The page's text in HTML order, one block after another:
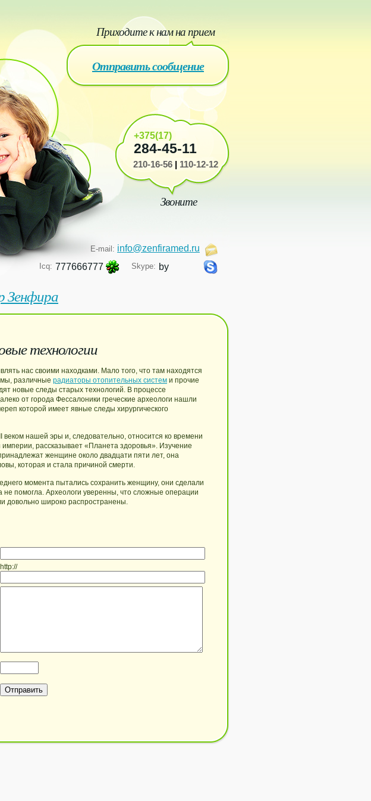
Приходите к нам на прием
Отправить сообщение
+375(17)
284-45-11
210-16-56 110-12-12
Звоните
E-mail: info@zenfiramed.ru
Icq: 777666777 Skype: by
Зенфира
технологии
нас своими находками. Мало того, что там находятся
различные радиаторы отопительных систем и прочие
новые следы старых технологий. В процессе
от города Фессалоники греческие археологи нашли
которой имеет явные следы хирургического
веком нашей эры и, следовательно, относится ко времени
рассказывает «Планета здоровья». Изучение
женщине около двадцати пяти лет, она
которая и стала причиной смерти.
момента пытались сохранить женщину, они сделали
помогла. Археологи уверенны, что сложные операции
довольно широко распространены.
http://